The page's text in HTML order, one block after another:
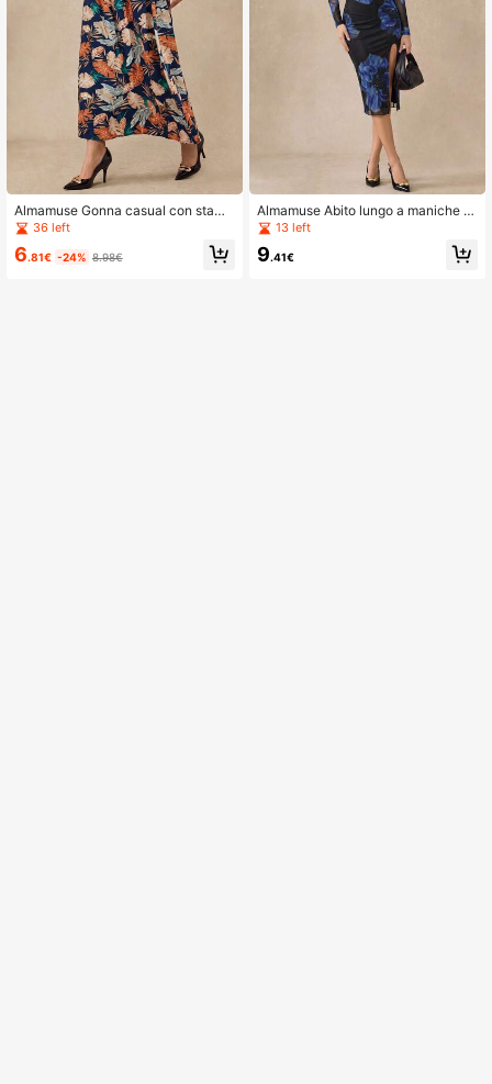
Almamuse Gonna casual con stamp
a a foglie blu navy per donna, adatt
a per primavera/estate
36 left
6.81€ -24% 8.98€
Almamuse Abito lungo a maniche lu
nghe con stampa floreale, aderente
al corpo
13 left
9.41€